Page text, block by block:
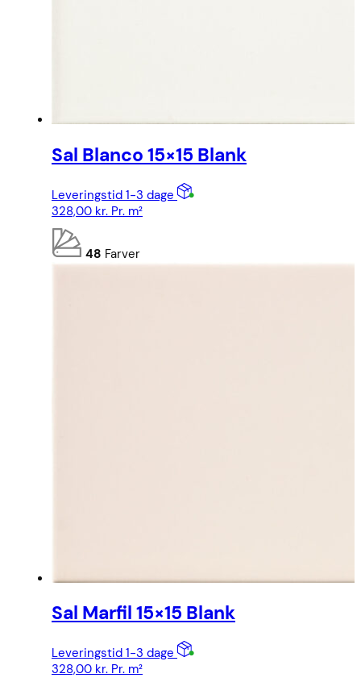
Sal Blanco 15×15 Blank
Leveringstid 1-3 dage
328,00 kr. Pr. m²
48 Farver
Sal Marfil 15×15 Blank
Leveringstid 1-3 dage
328,00 kr. Pr. m²